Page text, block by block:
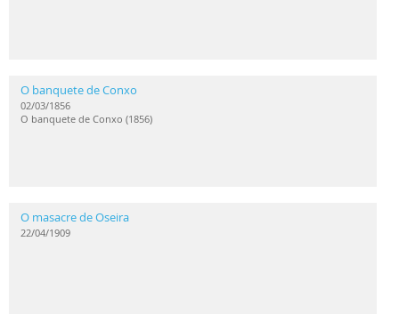
O banquete de Conxo
02/03/1856
O banquete de Conxo (1856)
O masacre de Oseira
22/04/1909